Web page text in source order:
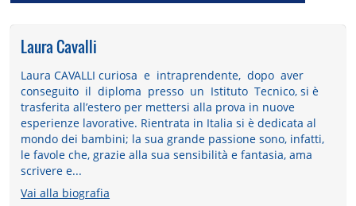
Laura Cavalli
Laura CAVALLI curiosa e intraprendente, dopo aver
conseguito il diploma presso un Istituto Tecnico, si è
trasferita all’estero per mettersi alla prova in nuove
esperienze lavorative. Rientrata in Italia si è dedicata al
mondo dei bambini; la sua grande passione sono, infatti,
le favole che, grazie alla sua sensibilità e fantasia, ama
scrivere e...
Vai alla biografia